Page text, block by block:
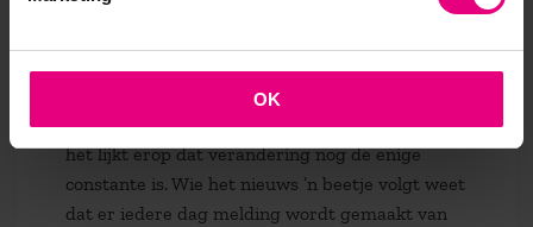
OK
Soms wordt er wel eens gekscherend gevraagd
bij welke reorganisatie jij eigenlijk werkt. Want
het lijkt erop dat verandering nog de enige
constante is. Wie het nieuws ’n beetje volgt weet
dat er iedere dag melding wordt gemaakt van